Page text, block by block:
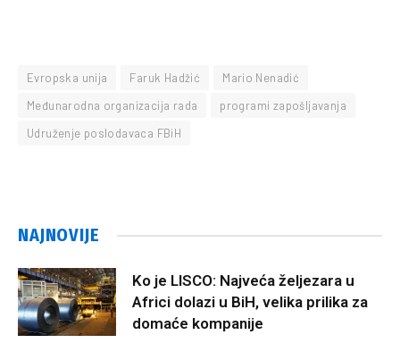
Evropska unija Faruk Hadžić
Mario Nenadić
Međunarodna organizacija rada
programi zapošljavanja
Udruženje poslodavaca FBiH
NAJNOVIJE
Ko je LISCO: Najveća željezara u
Africi dolazi u BiH, velika prilika za
domaće kompanije